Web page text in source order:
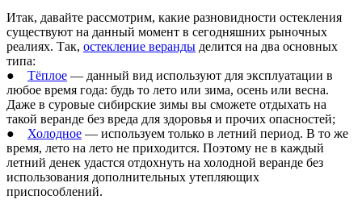
Итак, давайте рассмотрим, какие разновидности остекления
существуют на данный момент в сегодняшних рыночных
реалиях. Так, остекление веранды делится на два основных
типа:
● Тёплое — данный вид используют для эксплуатации в
любое время года: будь то лето или зима, осень или весна.
Даже в суровые сибирские зимы вы сможете отдыхать на
такой веранде без вреда для здоровья и прочих опасностей;
● Холодное — используем только в летний период. В то же
время, лето на лето не приходится. Поэтому не в каждый
летний денек удастся отдохнуть на холодной веранде без
использования дополнительных утепляющих
приспособлений.